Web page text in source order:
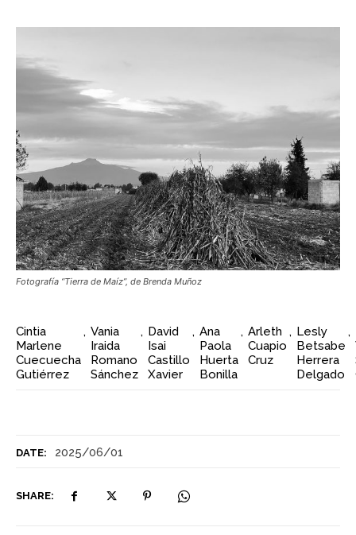
DATE: 2025/06/01
SHARE:
Fotografía “Tierra de Maíz”, de Brenda Muñoz
Cintia
Marlene
Cuecuecha
Gutiérrez
, Vania
Iraida
Romano
Sánchez
, David
Isai
Castillo
Xavier
, Ana
Paola
Huerta
Bonilla
, Arleth
Cuapio
Cruz
, Lesly
Betsabe
Herrera
Delgado
,